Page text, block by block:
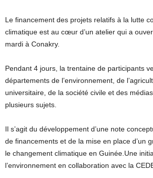
Le financement des projets relatifs à la lutte
climatique est au cœur d’un atelier qui a
mardi à Conakry.
Pendant 4 jours, la trentaine de participants
départements de l’environnement, de
universitaire, de la société civile et des
plusieurs sujets.
Il s’agit du développement d’une note
de financements et de la mise en place d’un
le changement climatique en Guinée.Une
l’environnement en collaboration avec la